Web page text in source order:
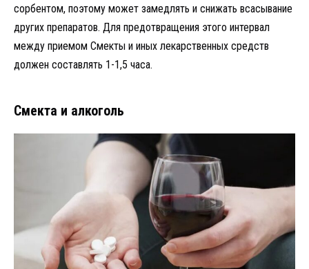
сорбентом, поэтому может замедлять и снижать всасывание
других препаратов. Для предотвращения этого интервал
между приемом Смекты и иных лекарственных средств
должен составлять 1-1,5 часа.
Смекта и алкоголь